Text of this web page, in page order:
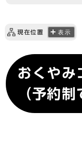
現在位置 表示
おくやみ
（予約制